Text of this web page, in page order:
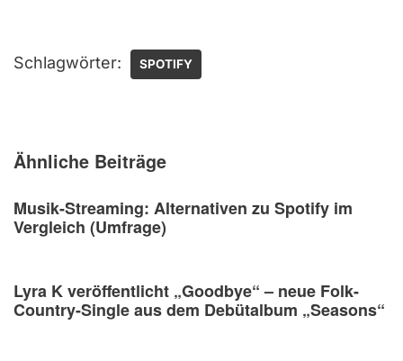
Schlagwörter: SPOTIFY
Ähnliche Beiträge
Musik-Streaming: Alternativen zu Spotify im
Vergleich (Umfrage)
Lyra K veröffentlicht „Goodbye“ – neue Folk-
Country-Single aus dem Debütalbum „Seasons“